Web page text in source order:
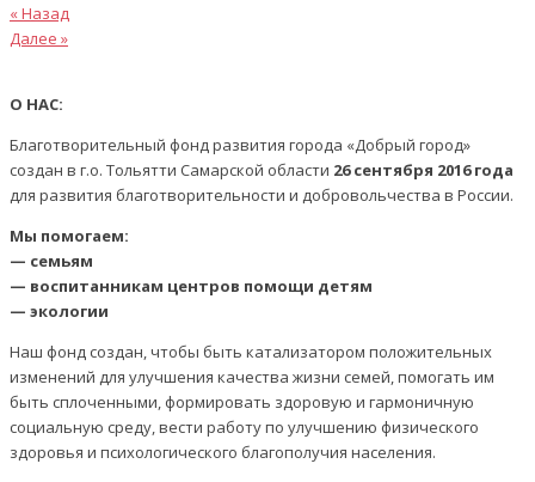
Навигация
по
записям
Предыдущая
статья
« Назад
Следующая
Далее »
О НАС:
Благотворительный фонд развития города «Добрый город»
создан в г.о. Тольятти Самарской области 26 сентября 2016 года
для развития благотворительности и добровольчества в России.
Мы помогаем:
— семьям
— воспитанникам центров помощи детям
— экологии
Наш фонд создан, чтобы быть катализатором положительных
изменений для улучшения качества жизни семей, помогать им
быть сплоченными, формировать здоровую и гармоничную
социальную среду, вести работу по улучшению физического
здоровья и психологического благополучия населения.